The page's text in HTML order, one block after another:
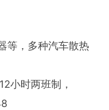
等，多种汽车散热
小时两班制，